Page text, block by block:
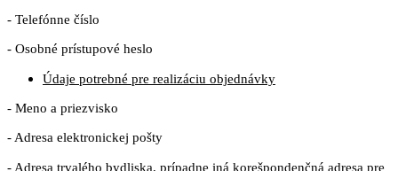
- Telefónne číslo
- Osobné prístupové heslo
Údaje potrebné pre realizáciu objednávky
- Meno a priezvisko
- Adresa elektronickej pošty
- Adresa trvalého bydliska, prípadne iná korešpondenčná adresa pre